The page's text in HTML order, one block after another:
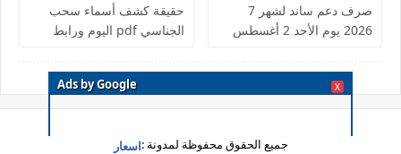
Ads by Google X
صرف دعم ساند لشهر 7
2026 يوم الأحد 2 أغسطس
حقيقة كشف أسماء سحب
الجناسي pdf اليوم ورابط
جميع الحقوق محفوظة لمدونة :اسعار